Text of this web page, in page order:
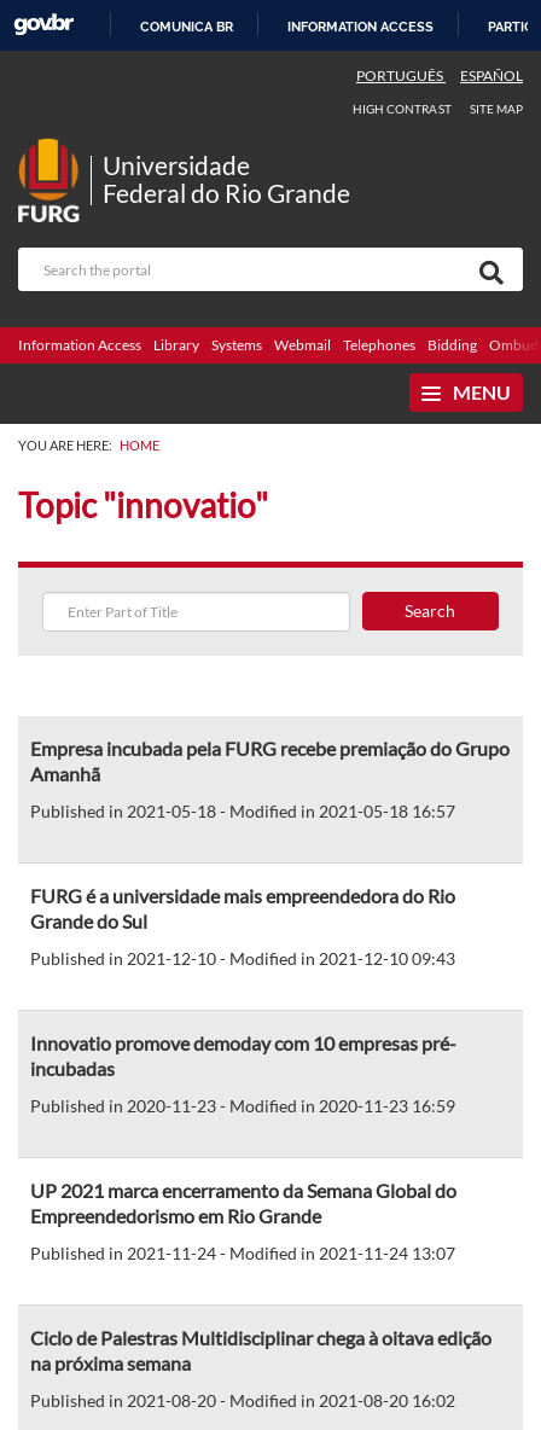
COMUNICA BR INFORMATION ACCESS
PORTUGUÊS ESPAÑOL
HIGH CONTRAST SITE MAP
Universidade
Federal do Rio Grande
Information Access Library Systems Webmail Telephones Bidding
MENU
YOU ARE HERE: HOME
Topic "innovatio"
Search
Empresa incubada pela FURG recebe premiação do Grupo
Amanhã
Published in 2021-05-18 - Modified in 2021-05-18 16:57
FURG é a universidade mais empreendedora do Rio
Grande do Sul
Published in 2021-12-10 - Modified in 2021-12-10 09:43
Innovatio promove demoday com 10 empresas pré-
incubadas
Published in 2020-11-23 - Modified in 2020-11-23 16:59
UP 2021 marca encerramento da Semana Global do
Empreendedorismo em Rio Grande
Published in 2021-11-24 - Modified in 2021-11-24 13:07
Ciclo de Palestras Multidisciplinar chega à oitava edição
na próxima semana
Published in 2021-08-20 - Modified in 2021-08-20 16:02